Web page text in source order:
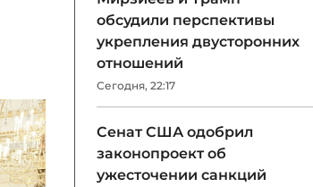
обсудили перспективы
укрепления двусторонних
отношений
Сегодня, 22:17
Сенат США одобрил
законопроект об
ужесточении санкций